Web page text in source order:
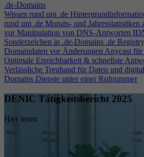
.de-Domains
Wissen rund um .de
rund um .de Monats- und Jahresstatistiken
vor Manipulation von DNS-Antworten
Sonderzeichen in .de-Domains .de
Domaindaten vor ÄnderungenAnycast
Optimale Erreichbarkeit & schnellste
Verlässliche Treuhand für Daten und
Domains Dienste unter einer Rufnummer
DENIC Tätigkeitsbericht 2025
Hier lesen